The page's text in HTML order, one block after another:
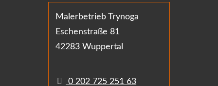
Malerbetrieb Trynoga
Eschenstraße 81
42283 Wuppertal
0 202 725 251 63